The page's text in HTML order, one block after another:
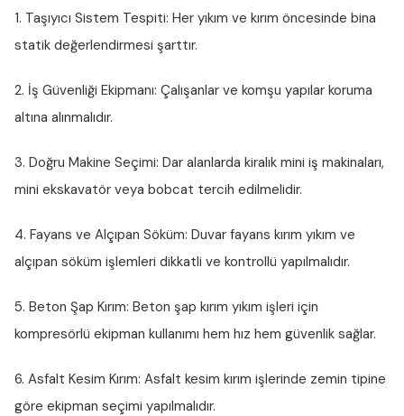
1. Taşıyıcı Sistem Tespiti: Her yıkım ve kırım öncesinde bina
statik değerlendirmesi şarttır.
2. İş Güvenliği Ekipmanı: Çalışanlar ve komşu yapılar koruma
altına alınmalıdır.
3. Doğru Makine Seçimi: Dar alanlarda kiralık mini iş makinaları,
mini ekskavatör veya bobcat tercih edilmelidir.
4. Fayans ve Alçıpan Söküm: Duvar fayans kırım yıkım ve
alçıpan söküm işlemleri dikkatli ve kontrollü yapılmalıdır.
5. Beton Şap Kırım: Beton şap kırım yıkım işleri için
kompresörlü ekipman kullanımı hem hız hem güvenlik sağlar.
6. Asfalt Kesim Kırım: Asfalt kesim kırım işlerinde zemin tipine
göre ekipman seçimi yapılmalıdır.